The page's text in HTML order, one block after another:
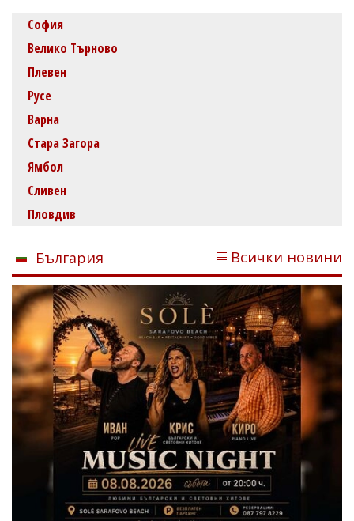
София
Велико Търново
Плевен
Русе
Варна
Стара Загора
Ямбол
Сливен
Пловдив
България Всички новини